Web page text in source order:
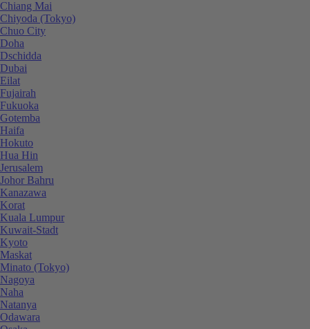
Chiang Mai
Chiyoda (Tokyo)
Chuo City
Doha
Dschidda
Dubai
Eilat
Fujairah
Fukuoka
Gotemba
Haifa
Hokuto
Hua Hin
Jerusalem
Johor Bahru
Kanazawa
Korat
Kuala Lumpur
Kuwait-Stadt
Kyoto
Maskat
Minato (Tokyo)
Nagoya
Naha
Natanya
Odawara